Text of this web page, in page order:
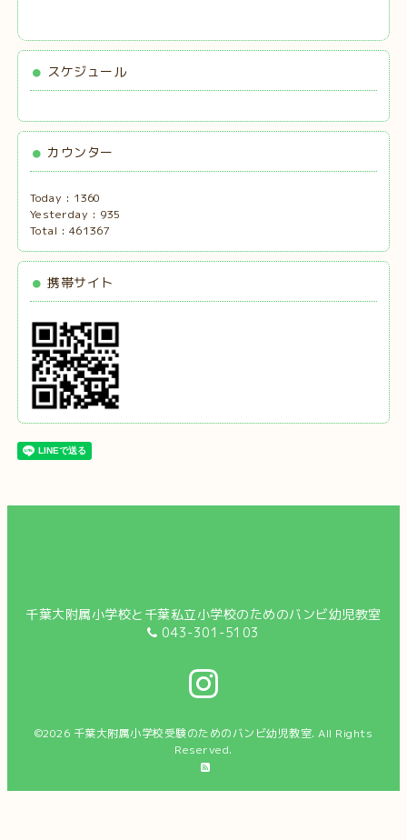
スケジュール
カウンター
Today : 1360
Yesterday : 935
Total : 461367
携帯サイト
千葉大附属小学校と千葉私立小学校のためのバンビ幼児教室
043-301-5103
©2026 千葉大附属小学校受験のためのバンビ幼児教室. All Rights
Reserved.